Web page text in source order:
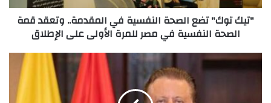
قمة
الصحة
النفسية
للمرة
"تيك توك" تضع الصحة النفسية في المقدمة.. وتعقد قمة
الصحة النفسية في مصر للمرة الأولى على الإطلاق
فى
أول